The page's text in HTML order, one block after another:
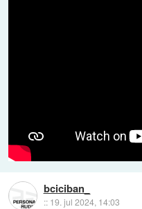
bciciban_
:: 19. jul 2024, 14:03